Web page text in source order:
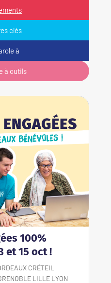
clés
à
à outils
100%
et 15 oct !
CRÉTEIL
LILLE LYON